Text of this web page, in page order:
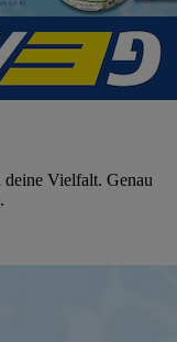
deine Vielfalt. Genau